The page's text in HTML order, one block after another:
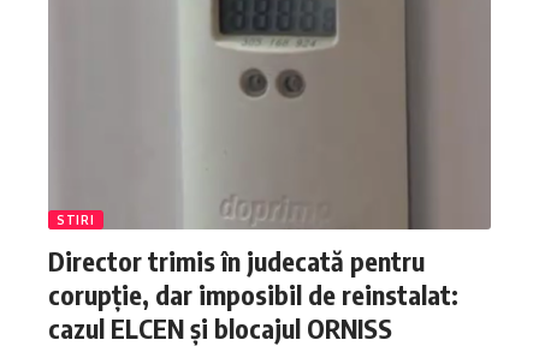
STIRI
Director trimis în judecată pentru
corupție, dar imposibil de reinstalat:
cazul ELCEN și blocajul ORNISS